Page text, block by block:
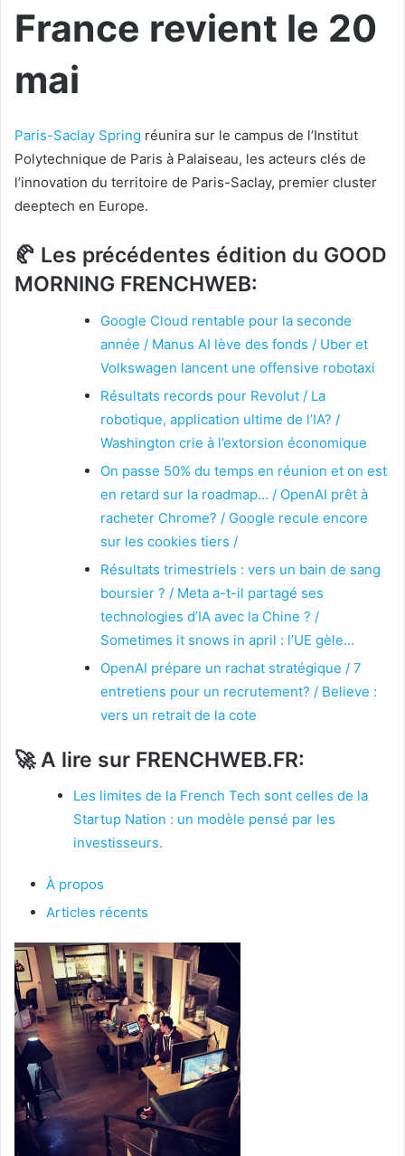
France revient le 20
mai
Paris-Saclay Spring réunira sur le campus de l’Institut
Polytechnique de Paris à Palaiseau, les acteurs clés de
l’innovation du territoire de Paris-Saclay, premier cluster
deeptech en Europe.
🥐 Les précédentes édition du GOOD
MORNING FRENCHWEB:
Google Cloud rentable pour la seconde
année / Manus AI lève des fonds / Uber et
Volkswagen lancent une offensive robotaxi
Résultats records pour Revolut / La
robotique, application ultime de l’IA? /
Washington crie à l’extorsion économique
On passe 50% du temps en réunion et on est
en retard sur la roadmap… / OpenAI prêt à
racheter Chrome? / Google recule encore
sur les cookies tiers /
Résultats trimestriels : vers un bain de sang
boursier ? / Meta a-t-il partagé ses
technologies d’IA avec la Chine ? /
Sometimes it snows in april : l’UE gèle…
OpenAI prépare un rachat stratégique / 7
entretiens pour un recrutement? / Believe :
vers un retrait de la cote
🚀A lire sur FRENCHWEB.FR:
Les limites de la French Tech sont celles de la
Startup Nation : un modèle pensé par les
investisseurs.
À propos
Articles récents